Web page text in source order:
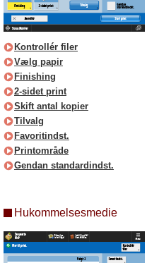
Kontrollér filer
Vælg papir
Finishing
2-sidet print
Skift antal kopier
Tilvalg
Favoritindst.
Printområde
Gendan standardindst.
Hukommelsesmedie